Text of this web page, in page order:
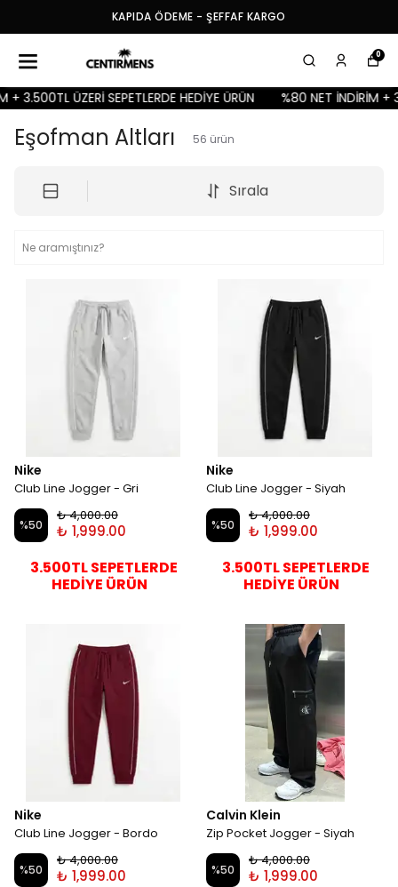
KAPIDA ÖDEME - ŞEFFAF KARGO
0
HEDİYE ÜRÜN %80 NET İNDİRİM + 3.500TL ÜZERİ
Eşofman Altları 56 ürün
Sırala
Nike
Club Line Jogger - Gri
%50
₺ 4,000.00
₺ 1,999.00
3.500TL SEPETLERDE
HEDİYE ÜRÜN
Nike
Club Line Jogger - Siyah
%50
₺ 4,000.00
₺ 1,999.00
3.500TL SEPETLERDE
HEDİYE ÜRÜN
Nike
Club Line Jogger - Bordo
%50
₺ 4,000.00
₺ 1,999.00
Calvin Klein
Zip Pocket Jogger - Siyah
%50
₺ 4,000.00
₺ 1,999.00